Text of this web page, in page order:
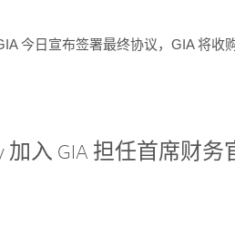
今日宣布签署最终协议，GIA 将收
加入 GIA 担任首席财务